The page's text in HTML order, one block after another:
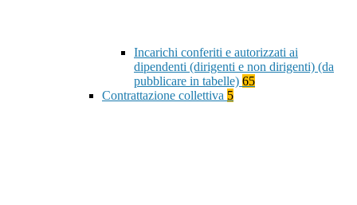
Incarichi conferiti e autorizzati ai
dipendenti (dirigenti e non dirigenti) (da
pubblicare in tabelle) 65
Contrattazione collettiva 5